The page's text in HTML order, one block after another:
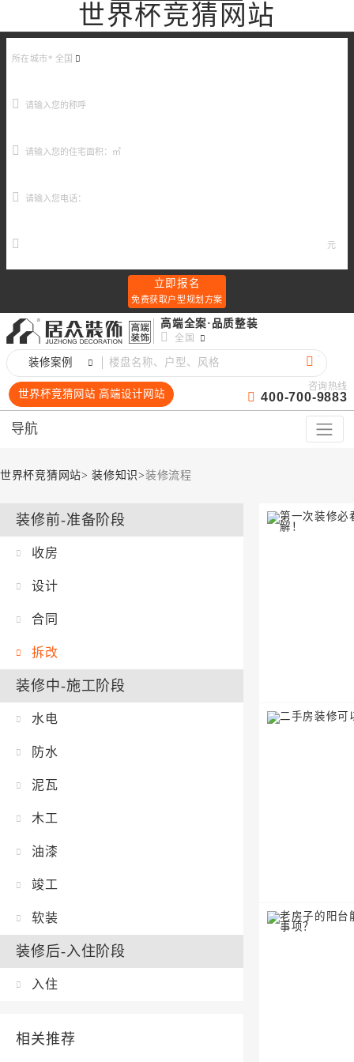
世界杯竞猜网站
所在城市* 全国
元
立即报名
免费获取户型规划方案
高端全案·品质整装
全国
装修案例
世界杯竞猜网站 高端设计网站
咨询热线
400-700-9883
导航
世界杯竞猜网站> 装修知识>装修流程
装修前-准备阶段
收房
设计
合同
拆改
装修中-施工阶段
水电
防水
泥瓦
木工
油漆
竣工
软装
装修后-入住阶段
入住
相关推荐